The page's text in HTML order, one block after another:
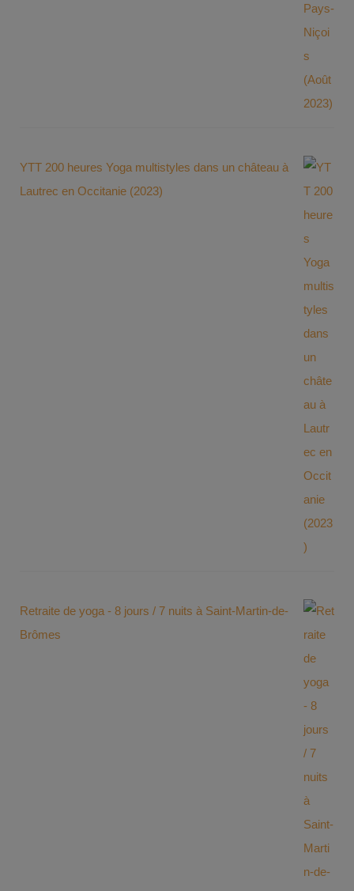
YTT 200 heures Yoga multistyles dans un château à
Lautrec en Occitanie (2023)
Retraite de yoga - 8 jours / 7 nuits à Saint-Martin-de-
Brômes